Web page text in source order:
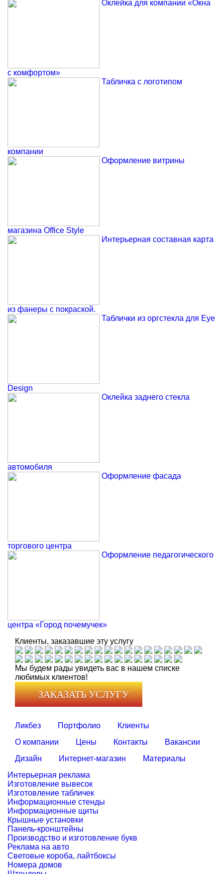
Оклейка для компании «Окна
с комфортом»
Табличка с логотипом
компании
Оформление витрины
магазина Office Style
Интерьерная составная карта
из фанеры с покраской.
Таблички из оргстекла для Eye
Design
Оклейка заднего стекла
автомобиля
Оформление фасада
торгового центра
Оформление педагогического
центра «Город почемучек»
Клиенты, заказавшие эту услугу
Мы будем рады увидеть вас в нашем списке
любимых клиентов!
ЗАКАЗАТЬ УСЛУГУ
Ликбез Портфолио
Клиенты
О компании
Цены Контакты
Вакансии
Дизайн
Интернет-магазин
Материалы
Интерьерная реклама
Изготовление вывесок
Изготовление табличек
Информационные стенды
Информационные щиты
Крышные установки
Панель-кронштейны
Производство и изготовление букв
Реклама на авто
Световые короба, лайтбоксы
Номера домов